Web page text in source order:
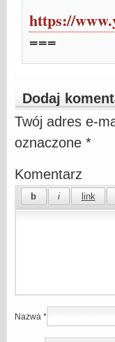
https://
===
Dodaj
Twój adres e-
oznaczone *
Komentarz
Nazwa *